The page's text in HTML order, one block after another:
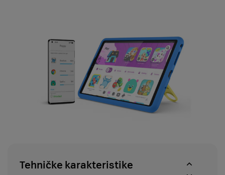
Tehničke karakteristike